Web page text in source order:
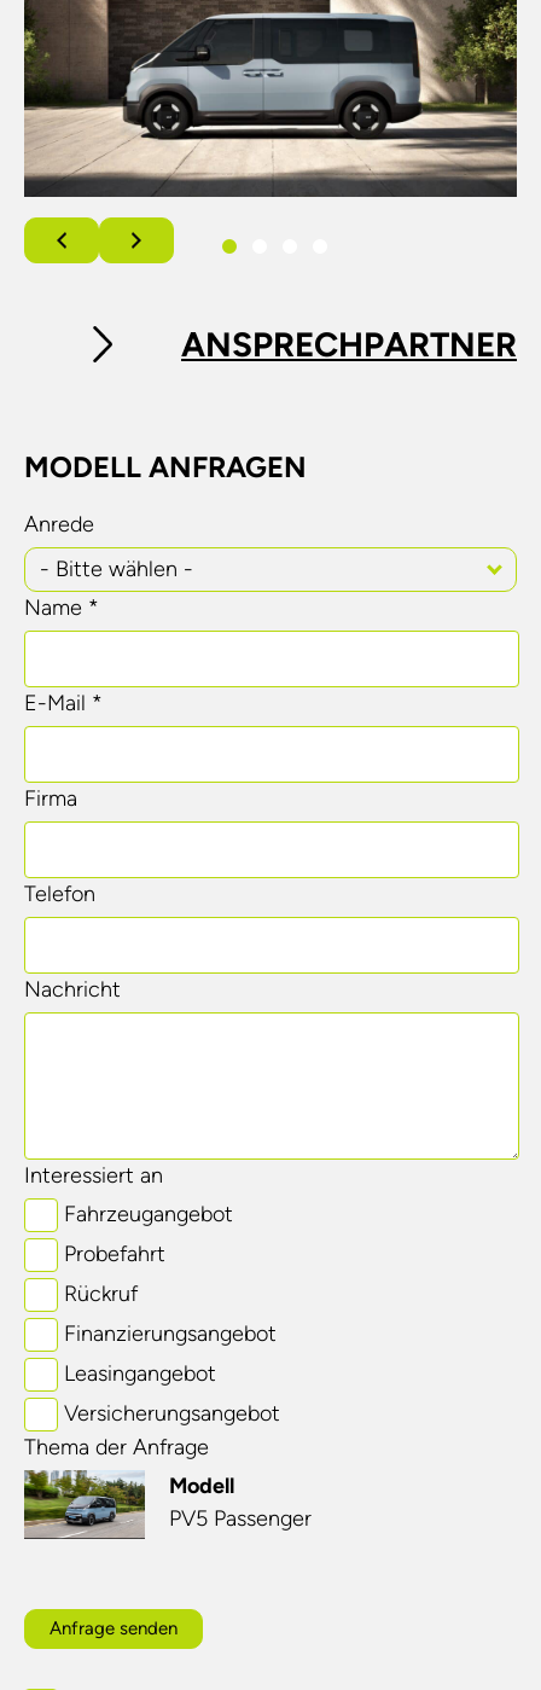
ANSPRECHPARTNER
MODELL ANFRAGEN
Anrede
- Bitte wählen -
Name *
E-Mail *
Firma
Telefon
Nachricht
Interessiert an
Fahrzeugangebot
Probefahrt
Rückruf
Finanzierungsangebot
Leasingangebot
Versicherungsangebot
Thema der Anfrage
Modell
PV5 Passenger
Anfrage senden